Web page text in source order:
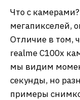
Что с
мегапикселей,
Отличие в том,
realme C100x
мы видим
секунды, но
примеры